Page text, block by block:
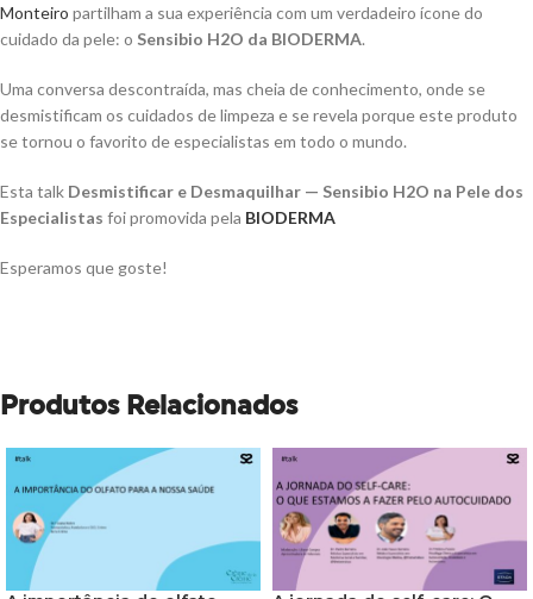
Monteiro partilham a sua experiência com um verdadeiro ícone do
cuidado da pele: o Sensibio H2O da BIODERMA.
Uma conversa descontraída, mas cheia de conhecimento, onde se
desmistificam os cuidados de limpeza e se revela porque este produto
se tornou o favorito de especialistas em todo o mundo.
Esta talk Desmistificar e Desmaquilhar — Sensibio H2O na Pele dos
Especialistas foi promovida pela BIODERMA
Esperamos que goste!
Produtos Relacionados